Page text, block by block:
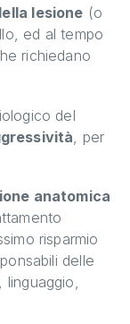
lesione (o
ed al tempo
richiedano
del
, per
anatomica
risparmio
delle
linguaggio,